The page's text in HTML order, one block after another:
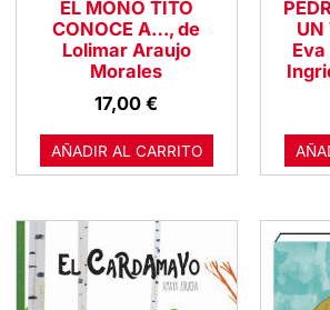
EL MONO TITO
CONOCE A…, de
Lolimar Araujo
Morales
17,00€
AÑADIR AL CARRITO
UN